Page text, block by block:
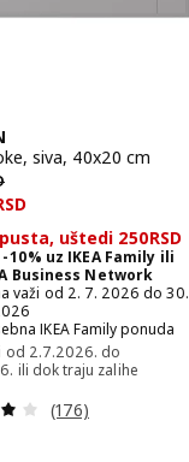
recenzija:
siva, 60 cm
siva, 40x20 cm
900RSD
uštedi 250RSD
-10% uz IKEA Family ili
Business Network
važi od 2. 7. 2026 do 30.
IKEA Family ponuda
od 2.7.2026. do
ili dok traju zalihe
Pregled: 4.1 od
(176)